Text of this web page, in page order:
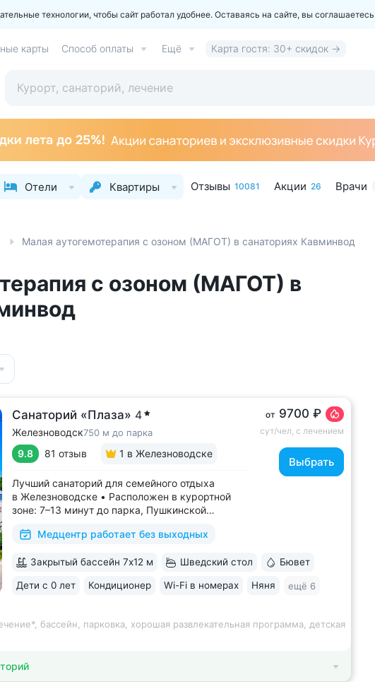
технологии, чтобы сайт работал удобнее. Оставаясь на сайте, вы соглашаетесь
карты Способ оплаты Ещё Карта гостя: 30+ скидок →
Отели Квартиры Отзывы 10081 Акции 26 Врачи
Малая аутогемотерапия с озоном (МАГОТ) в санаториях Кавминвод
с озоном (МАГОТ) в
Санаторий «Плаза» 4
Железноводск750 м до парка
9.8 81 отзыв 1 в Железноводске
Лучший санаторий для семейного отдыха
в Железноводске • Расположен в курортной
зоне: 7–13 минут до парка, Пушкинской
и «Смирновский» • Собственный бювет
в одном здании: не нужно выходить на улицу,
Медцентр работает без выходных
от 9700 ₽
сут/чел, с лечением
Выбрать
Закрытый бассейн 7х12 м Шведский стол Бювет
Дети с 0 лет Кондиционер Wi-Fi в номерах Няня ещё 6
бассейн, парковка, хорошая развлекательная программа, детская